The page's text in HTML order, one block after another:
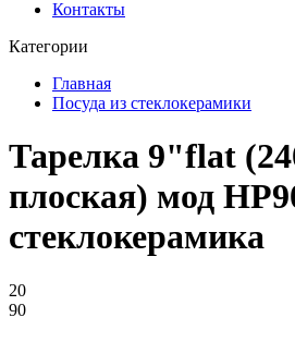
Контакты
Категории
Главная
Посуда из стеклокерамики
Тарелка 9"flat
плоская) мод
стеклокерамика
20
90